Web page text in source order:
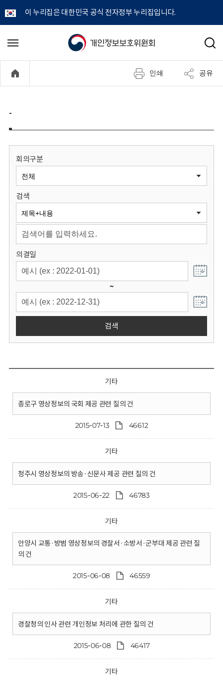
이 누리집은 대한민국 공식 전자정부 누리집입니다.
개
정
보
원
회
메
기
검
인쇄 공유
-
회의구분
검색
의결일
~
검색
기타
종로구 영상정보의 국회 제공 관련 질의 건
2015-07-13 46612
기타
청주시 영상정보의 방송·신문사 제공 관련 질의 건
2015-06-22 46783
기타
안양시 교통·방범 영상정보의 경찰서·소방서·군부대 제공 관련 질
의 건
2015-06-08 46559
기타
경찰청의 인사 관련 개인정보 처리에 관한 질의 건
2015-06-08 46417
기타